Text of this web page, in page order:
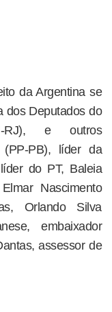
da Argentina se
dos Deputados do
RJ), e outros
(PP-PB), líder da
do PT, Baleia
Nascimento
Orlando Silva
embaixador
assessor de